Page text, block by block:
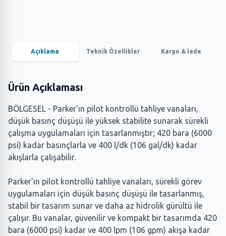
Açıklama Teknik Özellikler Kargo & İade
Ürün Açıklaması
BÖLGESEL - Parker'ın pilot kontrollü tahliye vanaları,
düşük basınç düşüşü ile yüksek stabilite sunarak sürekli
çalışma uygulamaları için tasarlanmıştır; 420 bara (6000
psi) kadar basınçlarla ve 400 l/dk (106 gal/dk) kadar
akışlarla çalışabilir.
Parker'ın pilot kontrollü tahliye vanaları, sürekli görev
uygulamaları için düşük basınç düşüşü ile tasarlanmış,
stabil bir tasarım sunar ve daha az hidrolik gürültü ile
çalışır. Bu vanalar, güvenilir ve kompakt bir tasarımda 420
bara (6000 psi) kadar ve 400 lpm (106 gpm) akışa kadar